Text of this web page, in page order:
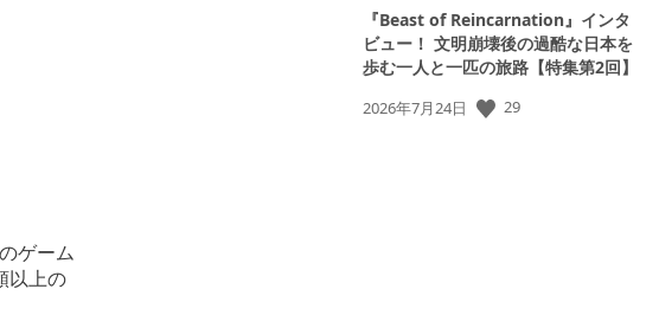
ゲーム
以上の
『Beast of Reincarnation』インタ
ビュー！ 文明崩壊後の過酷な日本を
歩む一人と一匹の旅路【特集第2回】
公
2026年7月24日 29